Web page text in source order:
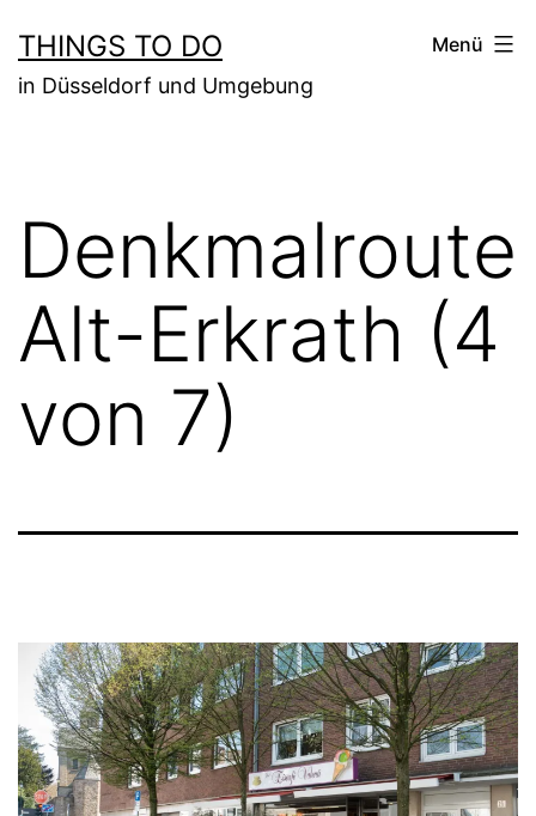
Inhalt
springen
THINGS TO DO
in Düsseldorf und Umgebung
Menü
Denkmalroute
Alt-Erkrath (4
von 7)